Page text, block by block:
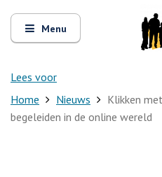
Open
en
sluit
Menu
Lees voor
Zoeken
Home Nieuws
Klikken
begeleiden in de online wereld